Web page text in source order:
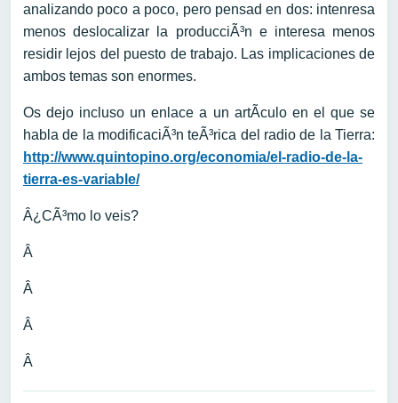
analizando poco a poco, pero pensad en dos: intenresa
menos deslocalizar la producciÃ³n e interesa menos
residir lejos del puesto de trabajo. Las implicaciones de
ambos temas son enormes.
Os dejo incluso un enlace a un artÃ­culo en el que se
habla de la modificaciÃ³n teÃ³rica del radio de la Tierra:
http://www.quintopino.org/economia/el-radio-de-la-
tierra-es-variable/
Â¿CÃ³mo lo veis?
Â
Â
Â
Â